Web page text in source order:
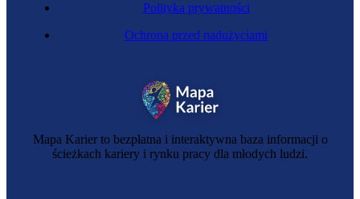
Mapa Karier to bezpłatna i interaktywna baza informacji o
ścieżkach kariery i rynku pracy dla młodych ludzi.
Polityka prywatności
Ochrona przed nadużyciami